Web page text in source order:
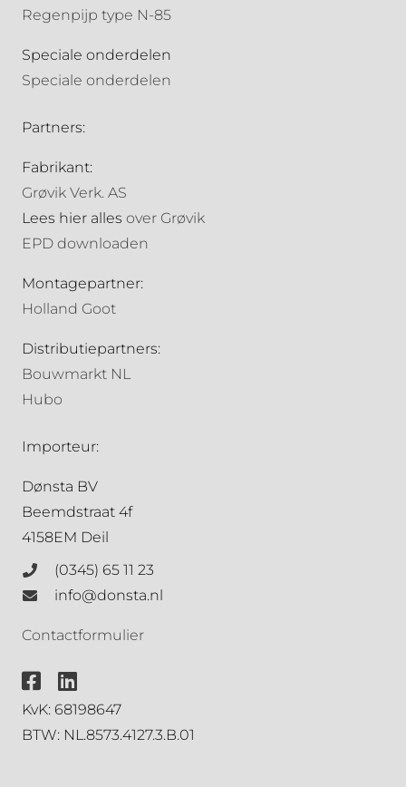
Regenpijp type N-85
Speciale onderdelen
Speciale onderdelen
Partners:
Fabrikant:
Grøvik Verk. AS
Lees hier alles over Grøvik
EPD downloaden
Montagepartner:
Holland Goot
Distributiepartners:
Bouwmarkt NL
Hubo
Importeur:
Dønsta BV
Beemdstraat 4f
4158EM Deil
(0345) 65 11 23
info@donsta.nl
Contactformulier
KvK: 68198647
BTW: NL.8573.4127.3.B.01